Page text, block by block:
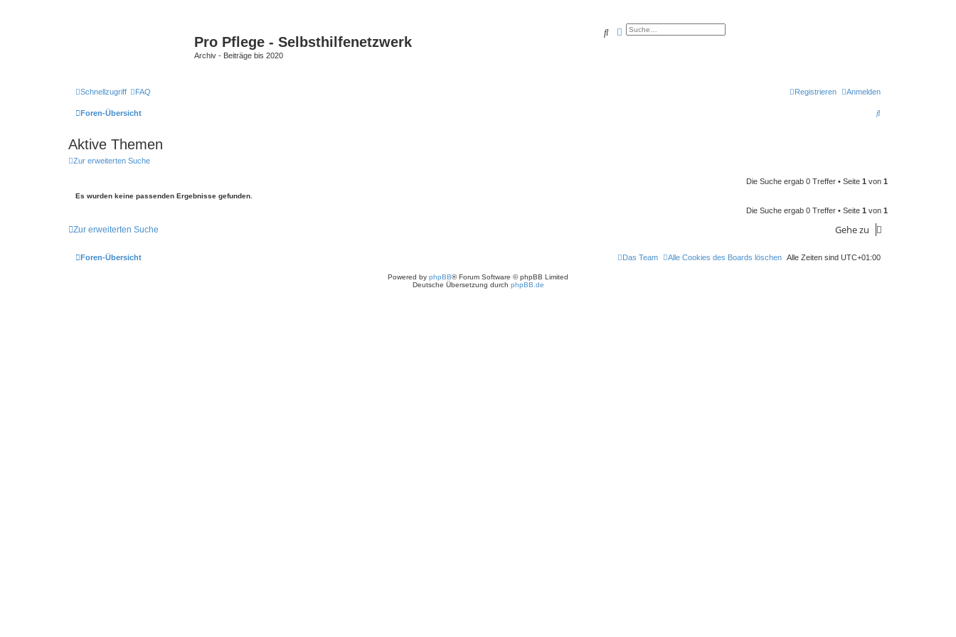
Pro Pflege - Selbsthilfenetzwerk
Archiv - Beiträge bis 2020
SucheErweiterte Suche
Schnellzugriff FAQ Anmelden
Registrieren
Foren-Übersicht
S
e
Aktive Themen
Zur erweiterten Suche
Die Suche ergab 0 Treffer • Seite 1 von 1
Es wurden keine passenden Ergebnisse gefunden.
Die Suche ergab 0 Treffer • Seite 1 von 1
Zur erweiterten Suche Gehe zu
Foren-Übersicht Alle Zeiten sind UTC+01:00
Alle Cookies des Boards löschen
Das Team
Powered by phpBB® Forum Software © phpBB Limited
Deutsche Übersetzung durch phpBB.de